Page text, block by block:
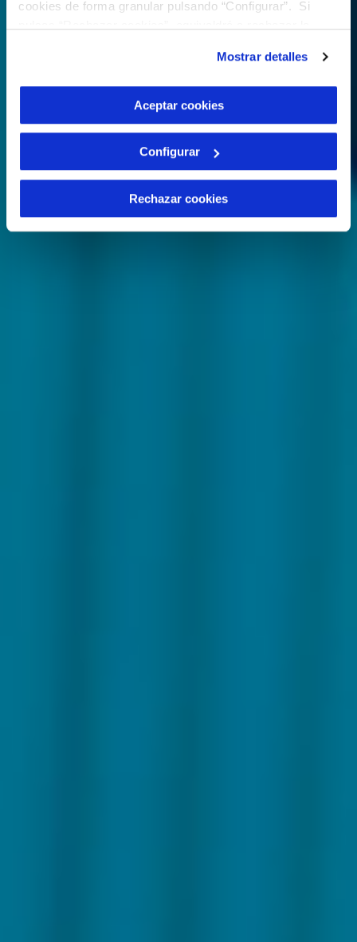
cookies de forma granular pulsando “Configurar”. Si
son indispensables para que el sitio web funcione y que
más información en nuestraPolítica de Cookies
Mostrar detalles
Aceptar cookies
Configurar
Rechazar cookies